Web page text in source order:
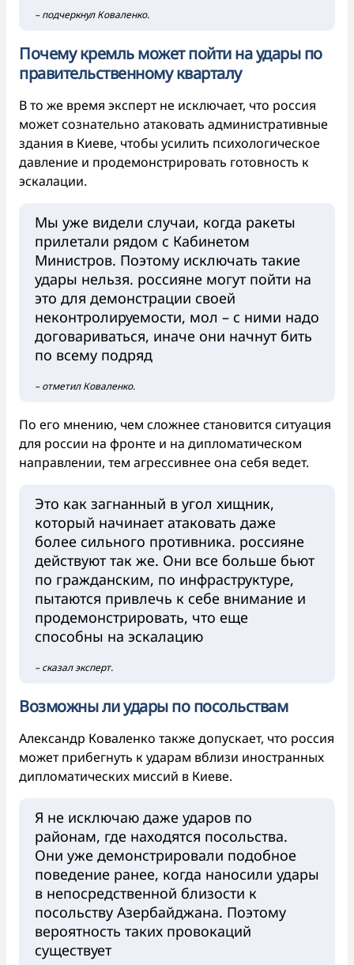
– подчеркнул Коваленко.
Почему кремль может пойти на удары по
правительственному кварталу
В то же время эксперт не исключает, что россия
может сознательно атаковать административные
здания в Киеве, чтобы усилить психологическое
давление и продемонстрировать готовность к
эскалации.
Мы уже видели случаи, когда ракеты
прилетали рядом с Кабинетом
Министров. Поэтому исключать такие
удары нельзя. россияне могут пойти на
это для демонстрации своей
неконтролируемости, мол – с ними надо
договариваться, иначе они начнут бить
по всему подряд
– отметил Коваленко.
По его мнению, чем сложнее становится ситуация
для россии на фронте и на дипломатическом
направлении, тем агрессивнее она себя ведет.
Это как загнанный в угол хищник,
который начинает атаковать даже
более сильного противника. россияне
действуют так же. Они все больше бьют
по гражданским, по инфраструктуре,
пытаются привлечь к себе внимание и
продемонстрировать, что еще
способны на эскалацию
– сказал эксперт.
Возможны ли удары по посольствам
Александр Коваленко также допускает, что россия
может прибегнуть к ударам вблизи иностранных
дипломатических миссий в Киеве.
Я не исключаю даже ударов по
районам, где находятся посольства.
Они уже демонстрировали подобное
поведение ранее, когда наносили удары
в непосредственной близости к
посольству Азербайджана. Поэтому
вероятность таких провокаций
существует